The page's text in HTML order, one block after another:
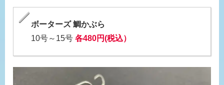
ボーターズ 鯛かぶら
10号～15号 各480円(税込）